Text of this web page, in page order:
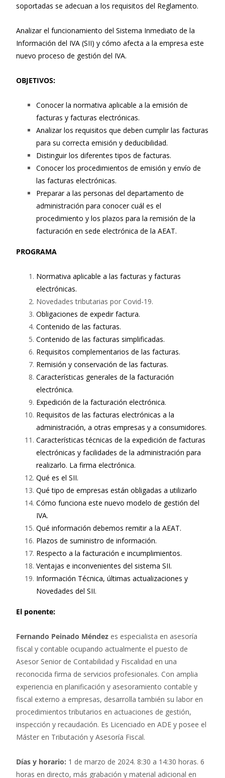
soportadas se adecuan a los requisitos del Reglamento.
Analizar el funcionamiento del Sistema Inmediato de la
Información del IVA (SII) y cómo afecta a la empresa este
nuevo proceso de gestión del IVA.
OBJETIVOS:
Conocer la normativa aplicable a la emisión de
facturas y facturas electrónicas.
Analizar los requisitos que deben cumplir las facturas
para su correcta emisión y deducibilidad.
Distinguir los diferentes tipos de facturas.
Conocer los procedimientos de emisión y envío de
las facturas electrónicas.
Preparar a las personas del departamento de
administración para conocer cuál es el
procedimiento y los plazos para la remisión de la
facturación en sede electrónica de la AEAT.
PROGRAMA
Normativa aplicable a las facturas y facturas
electrónicas.
Novedades tributarias por Covid-19.
Obligaciones de expedir factura.
Contenido de las facturas.
Contenido de las facturas simplificadas.
Requisitos complementarios de las facturas.
Remisión y conservación de las facturas.
Características generales de la facturación
electrónica.
Expedición de la facturación electrónica.
Requisitos de las facturas electrónicas a la
administración, a otras empresas y a consumidores.
Características técnicas de la expedición de facturas
electrónicas y facilidades de la administración para
realizarlo. La firma electrónica.
Qué es el SII.
Qué tipo de empresas están obligadas a utilizarlo
Cómo funciona este nuevo modelo de gestión del
IVA.
Qué información debemos remitir a la AEAT.
Plazos de suministro de información.
Respecto a la facturación e incumplimientos.
Ventajas e inconvenientes del sistema SII.
Información Técnica, últimas actualizaciones y
Novedades del SII.
El ponente:
Fernando Peinado Méndez es especialista en asesoría
fiscal y contable ocupando actualmente el puesto de
Asesor Senior de Contabilidad y Fiscalidad en una
reconocida firma de servicios profesionales. Con amplia
experiencia en planificación y asesoramiento contable y
fiscal externo a empresas, desarrolla también su labor en
procedimientos tributarios en actuaciones de gestión,
inspección y recaudación. Es Licenciado en ADE y posee el
Máster en Tributación y Asesoría Fiscal.
Días y horario: 1 de marzo de 2024. 8:30 a 14:30 horas. 6
horas en directo, más grabación y material adicional en